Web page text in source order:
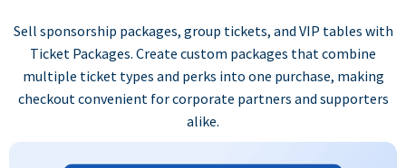
Sell sponsorship packages, group tickets, and VIP tables with
Ticket Packages. Create custom packages that combine
multiple ticket types and perks into one purchase, making
checkout convenient for corporate partners and supporters
alike.